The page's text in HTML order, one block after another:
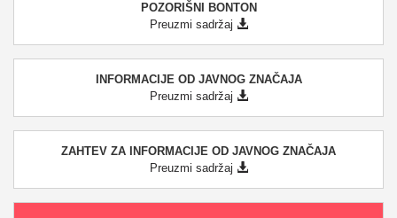
POZORIŠNI BONTON
Preuzmi sadržaj
INFORMACIJE OD JAVNOG ZNAČAJA
Preuzmi sadržaj
ZAHTEV ZA INFORMACIJE OD JAVNOG ZNAČAJA
Preuzmi sadržaj